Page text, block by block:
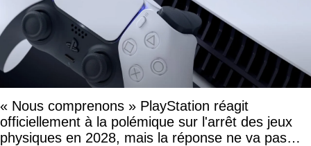
« Nous comprenons » PlayStation réagit
officiellement à la polémique sur l'arrêt des jeux
physiques en 2028, mais la réponse ne va pas